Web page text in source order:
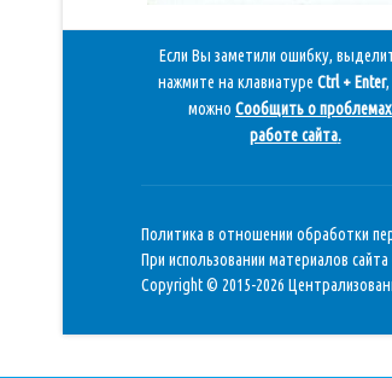
Если Вы заметили ошибку,
нажмите на клавиатуре Ctrl + Enter
можно Сообщить о
работе сайта.
Политика в отношении обработки
При использовании материалов
Copyright © 2015-2026